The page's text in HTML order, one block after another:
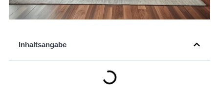
Inhaltsangabe